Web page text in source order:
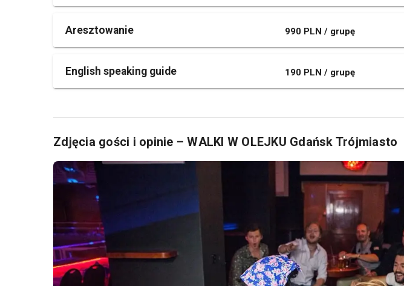
Aresztowanie 990 PLN / grupę
English speaking guide 190 PLN / grupę
Zdjęcia gości i opinie – WALKI W OLEJKU Gdańsk Trójmiasto